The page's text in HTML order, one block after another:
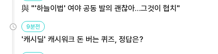
與 "'하늘이법' 여야 공동 발의 괜찮아…그것이 협치"
9분전
'캐시딜' 캐시워크 돈 버는 퀴즈, 정답은?